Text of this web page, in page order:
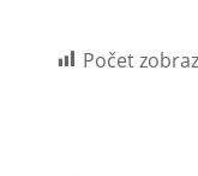
Počet